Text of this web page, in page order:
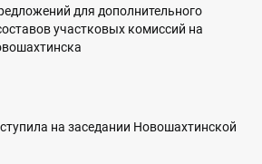
для дополнительного
участковых комиссий на
на заседании Новошахтинской